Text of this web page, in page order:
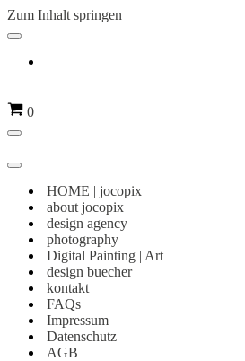
Zum Inhalt springen
Navigationsmenü
Warenkorb
0
Navigationsmenü
Navigationsmenü
HOME | jocopix
about jocopix
design agency
photography
Digital Painting | Art
design buecher
kontakt
FAQs
Impressum
Datenschutz
AGB